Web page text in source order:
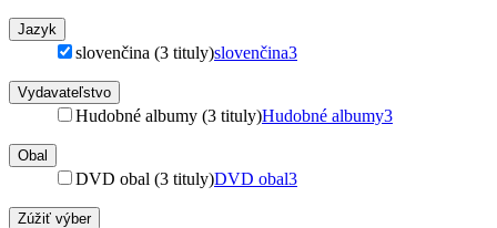
Jazyk
slovenčina (3 tituly)slovenčina3
Vydavateľstvo
Hudobné albumy (3 tituly)Hudobné albumy3
Obal
DVD obal (3 tituly)DVD obal3
Zúžiť výber